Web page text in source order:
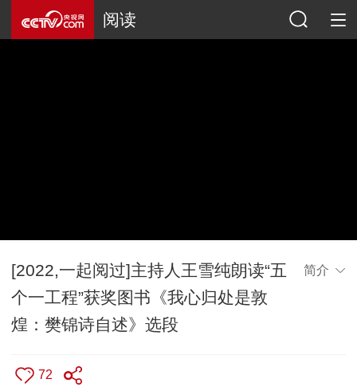
阅读
[2022,一起阅过]主持人王雪纯朗读“五
个一工程”获奖图书《我心归处是敦
煌：樊锦诗自述》选段
简介
72